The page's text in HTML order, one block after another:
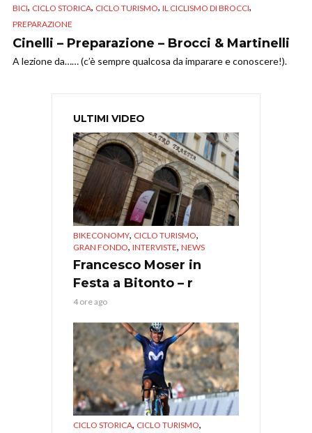
BICI, CICLO STORICA, CICLO TURISMO, IL CICLISMO DI BROCCI,
PREPARAZIONE
Cinelli – Preparazione – Brocci & Martinelli
A lezione da…… (c’è sempre qualcosa da imparare e conoscere!).
ULTIMI VIDEO
BIKECONOMY, CICLO TURISMO,
GRAN FONDO, INTERVISTE, NEWS
Francesco Moser in
Festa a Bitonto – r
4 ore ago
CICLO STORICA, CICLO TURISMO,